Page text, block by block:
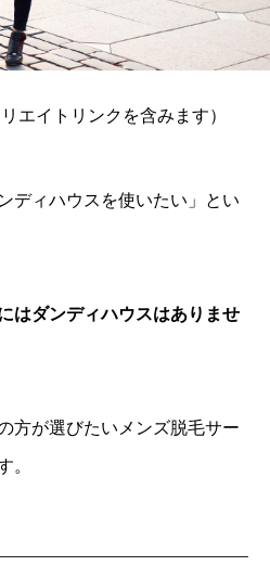
エイトリンクを含みます）
ディハウスを使いたい」とい
はダンディハウスはありませ
方が選びたいメンズ脱毛サー
。